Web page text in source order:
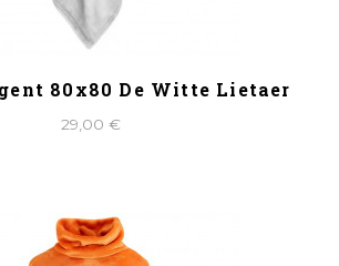
80x80 De Witte Lietaer
29,00 €